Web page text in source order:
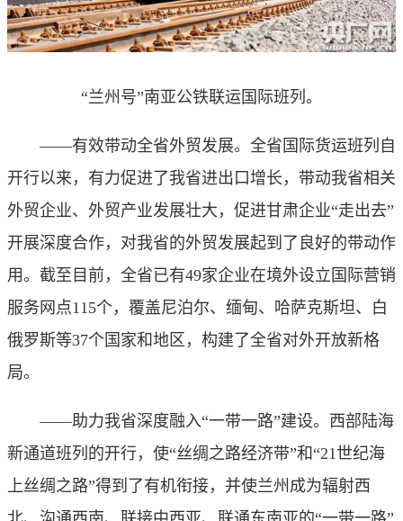
“兰州号”南亚公铁联运国际班列。
——有效带动全省外贸发展。全省国际货运班列自
开行以来，有力促进了我省进出口增长，带动我省相关
外贸企业、外贸产业发展壮大，促进甘肃企业“走出去”
开展深度合作，对我省的外贸发展起到了良好的带动作
用。截至目前，全省已有49家企业在境外设立国际营销
服务网点115个，覆盖尼泊尔、缅甸、哈萨克斯坦、白
俄罗斯等37个国家和地区，构建了全省对外开放新格
局。
——助力我省深度融入“一带一路”建设。西部陆海
新通道班列的开行，使“丝绸之路经济带”和“21世纪海
上丝绸之路”得到了有机衔接，并使兰州成为辐射西